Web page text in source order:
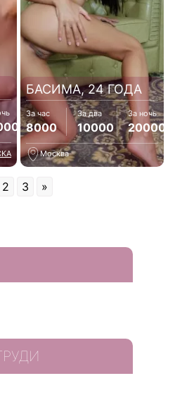
БАСИМА, 24 ГОДА
За час
8000
За два
10000
За ночь
20000
Москва
2 3 »